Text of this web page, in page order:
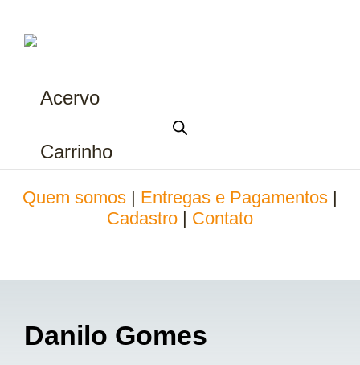
Acervo
Carrinho
Quem somos Entregas e Pagamentos
Cadastro
Contato
Danilo Gomes